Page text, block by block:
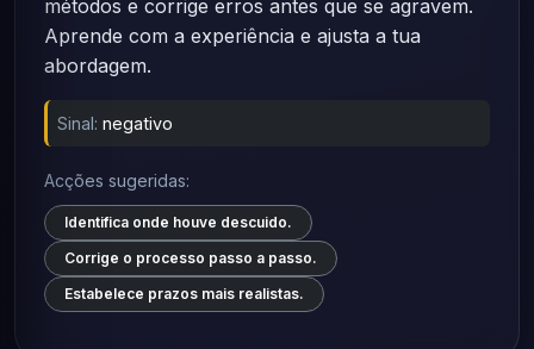
métodos e corrige erros antes que se agravem.
Aprende com a experiência e ajusta a tua
abordagem.
Sinal: negativo
Acções sugeridas:
Identifica onde houve descuido.
Corrige o processo passo a passo.
Estabelece prazos mais realistas.